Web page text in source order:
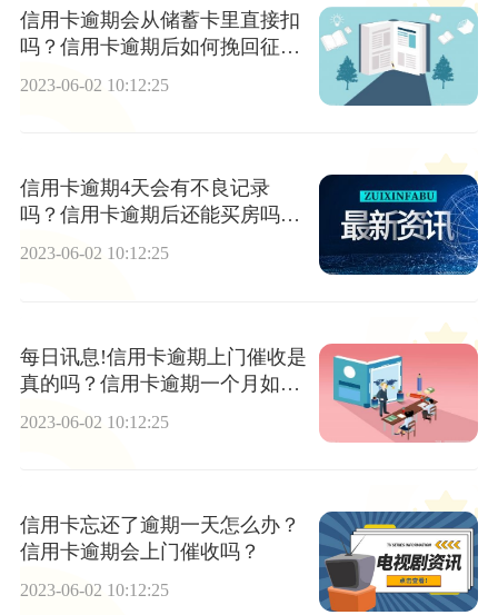
信用卡逾期会从储蓄卡里直接扣
吗？信用卡逾期后如何挽回征
2023-06-02 10:12:25
信用卡逾期4天会有不良记录
吗？信用卡逾期后还能买房吗？
全球播资讯
2023-06-02 10:12:25
每日讯息!信用卡逾期上门催收是
真的吗？信用卡逾期一个月如何
2023-06-02 10:12:25
信用卡忘还了逾期一天怎么办？
信用卡逾期会上门催收吗？
2023-06-02 10:12:25